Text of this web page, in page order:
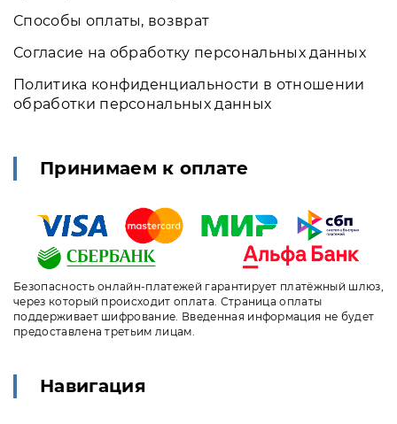
Способы оплаты, возврат
Согласие на обработку персональных данных
Политика конфиденциальности в отношении
обработки персональных данных
Принимаем к оплате
Безопасность онлайн-платежей гарантирует платёжный шлюз,
через который происходит оплата. Страница оплаты
поддерживает шифрование. Введенная информация не будет
предоставлена третьим лицам.
Навигация